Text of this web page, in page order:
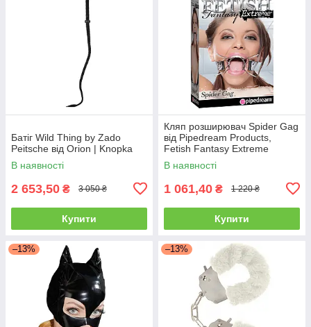
Батіг Wild Thing by Zado
Peitsche від Orion | Knopka
В наявності
2 653,50 ₴ 3 050 ₴
Купити
Кляп розширювач Spider Gag
від Pipedream Products,
Fetish Fantasy Extreme
Collection | Knopka
В наявності
1 061,40 ₴ 1 220 ₴
Купити
–13% –13%